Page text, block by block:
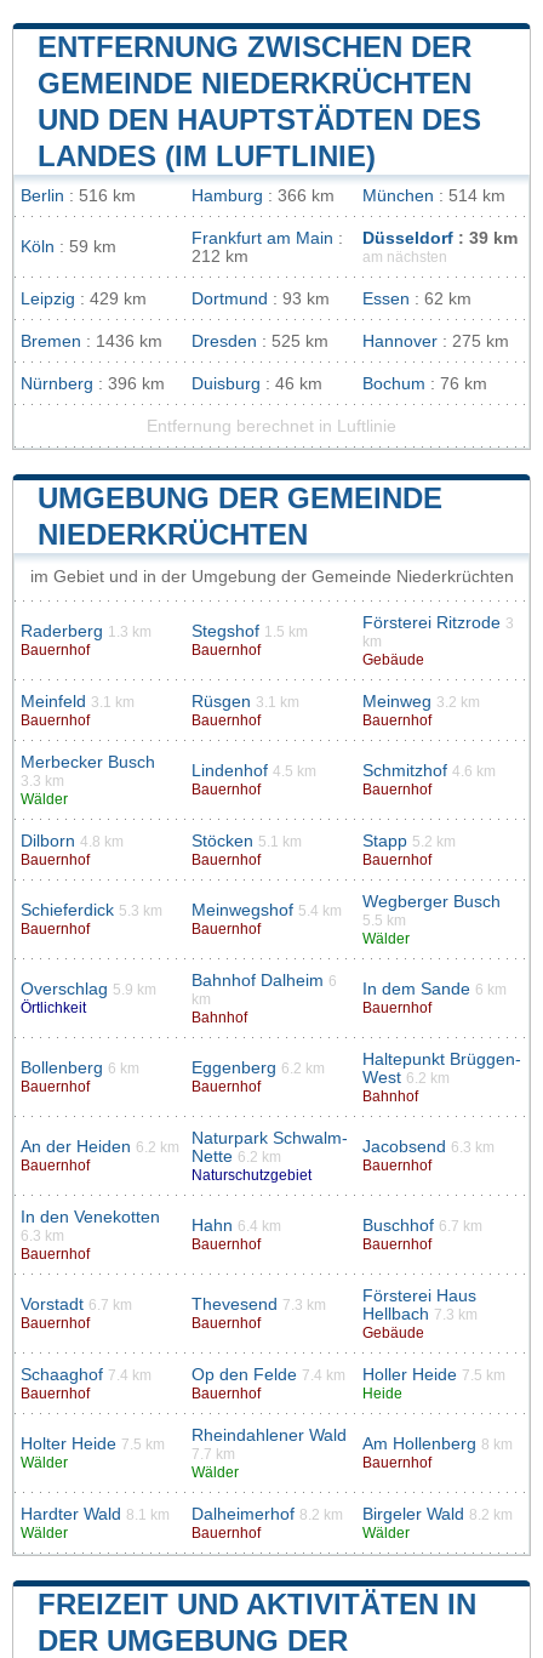
ENTFERNUNG ZWISCHEN DER
GEMEINDE NIEDERKRÜCHTEN
UND DEN HAUPTSTÄDTEN DES
LANDES (IM LUFTLINIE)
Berlin : 516 km Hamburg : 366 km München : 514 km
Köln : 59 km Frankfurt am Main :
212 km
Düsseldorf : 39 km
am nächsten
Leipzig : 429 km Dortmund : 93 km Essen : 62 km
Bremen : 1436 km Dresden : 525 km Hannover : 275 km
Nürnberg : 396 km Duisburg : 46 km Bochum : 76 km
Entfernung berechnet in Luftlinie
UMGEBUNG DER GEMEINDE
NIEDERKRÜCHTEN
im Gebiet und in der Umgebung der Gemeinde Niederkrüchten
Raderberg 1.3 km
Bauernhof
Stegshof 1.5 km
Bauernhof
Försterei Ritzrode 3
km
Gebäude
Meinfeld 3.1 km
Bauernhof
Rüsgen 3.1 km
Bauernhof
Meinweg 3.2 km
Bauernhof
Merbecker Busch
3.3 km
Wälder
Lindenhof 4.5 km
Bauernhof
Schmitzhof 4.6 km
Bauernhof
Dilborn 4.8 km
Bauernhof
Stöcken 5.1 km
Bauernhof
Stapp 5.2 km
Bauernhof
Schieferdick 5.3 km
Bauernhof
Meinwegshof 5.4 km
Bauernhof
Wegberger Busch
5.5 km
Wälder
Overschlag 5.9 km
Örtlichkeit
Bahnhof Dalheim 6
km
Bahnhof
In dem Sande 6 km
Bauernhof
Bollenberg 6 km
Bauernhof
Eggenberg 6.2 km
Bauernhof
Haltepunkt Brüggen-
West 6.2 km
Bahnhof
An der Heiden 6.2 km
Bauernhof
Naturpark Schwalm-
Nette 6.2 km
Naturschutzgebiet
Jacobsend 6.3 km
Bauernhof
In den Venekotten
6.3 km
Bauernhof
Hahn 6.4 km
Bauernhof
Buschhof 6.7 km
Bauernhof
Vorstadt 6.7 km
Bauernhof
Thevesend 7.3 km
Bauernhof
Försterei Haus
Hellbach 7.3 km
Gebäude
Schaaghof 7.4 km
Bauernhof
Op den Felde 7.4 km
Bauernhof
Holler Heide 7.5 km
Heide
Holter Heide 7.5 km
Wälder
Rheindahlener Wald
7.7 km
Wälder
Am Hollenberg 8 km
Bauernhof
Hardter Wald 8.1 km
Wälder
Dalheimerhof 8.2 km
Bauernhof
Birgeler Wald 8.2 km
Wälder
FREIZEIT UND AKTIVITÄTEN IN
DER UMGEBUNG DER